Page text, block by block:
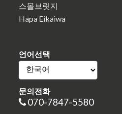
스몰브릿지
Hapa Eikaiwa
언어선택
문의전화
070-7847-5580